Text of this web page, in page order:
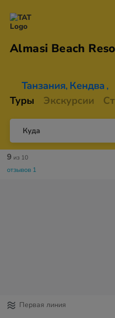
Almasi Beach
Танзания, Кендва ,
Туры Экскурсии
Куда
9 из 10
отзывов 1
Первая линия